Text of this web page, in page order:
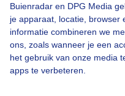
Buienradar en DPG Media
je apparaat, locatie, browser
informatie combineren we
ons, zoals wanneer je een
het gebruik van onze media
apps te verbeteren.
Bekijk slideshow